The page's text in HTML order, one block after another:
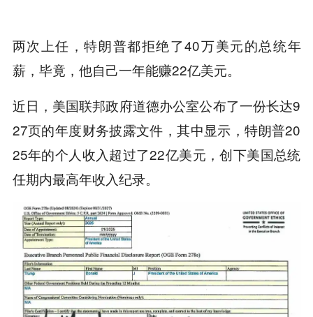
两次上任，特朗普都拒绝了40万美元的总统年
薪，毕竟，他自己一年能赚22亿美元。
近日，美国联邦政府道德办公室公布了一份长达9
27页的年度财务披露文件，其中显示，特朗普20
25年的个人收入超过了22亿美元，创下美国总统
任期内最高年收入纪录。